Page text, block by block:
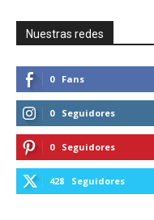
Nuestras redes
0 Fans
0 Seguidores
0 Seguidores
428 Seguidores